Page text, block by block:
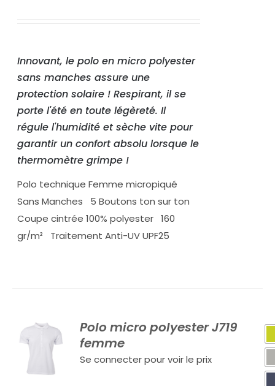
Innovant, le polo en micro polyester
sans manches assure une
protection solaire ! Respirant, il se
porte l'été en toute légèreté. Il
régule l'humidité et sèche vite pour
garantir un confort absolu lorsque le
thermomètre grimpe !
Polo technique Femme micropiqué
Sans Manches 5 Boutons ton sur ton
Coupe cintrée 100% polyester 160
gr/m² Traitement Anti-UV UPF25
Polo micro polyester J719
femme
Se connecter pour voir le prix